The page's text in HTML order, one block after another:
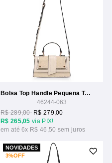
Bolsa Top Handle Pequena Textura Tresse
46244-063
R$ 265,05 via PIX!
R$ 289,00 R$ 279,00
6x R$ 46,50
3%OFF
NOVIDADES